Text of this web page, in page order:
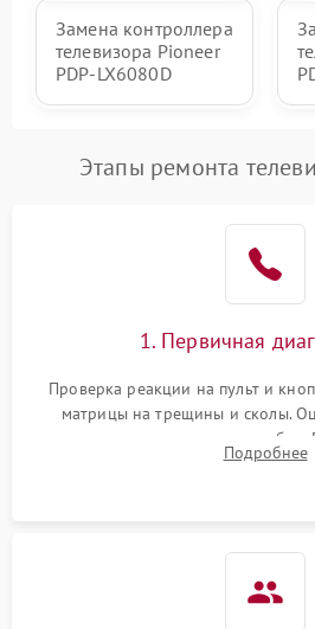
Замена контроллера
телевизора Pioneer
PDP-LX6080D
Этапы ремонта
1. Первичная
Проверка реакции на пульт и
матрицы на трещины и сколы.
подсветки и индикаторов ошибок.
источников сигнала дляПодробнее